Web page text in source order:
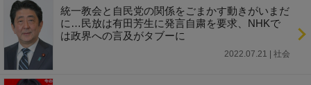
統一教会と自民党の関係をごまかす動きがいまだ
に…民放は有田芳生に発言自粛を要求、NHKで
は政界への言及がタブーに
2022.07.21 | 社会